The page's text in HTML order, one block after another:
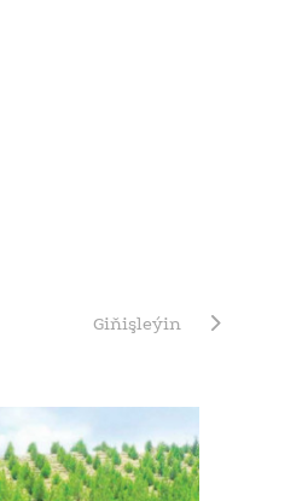
Giňişleýin